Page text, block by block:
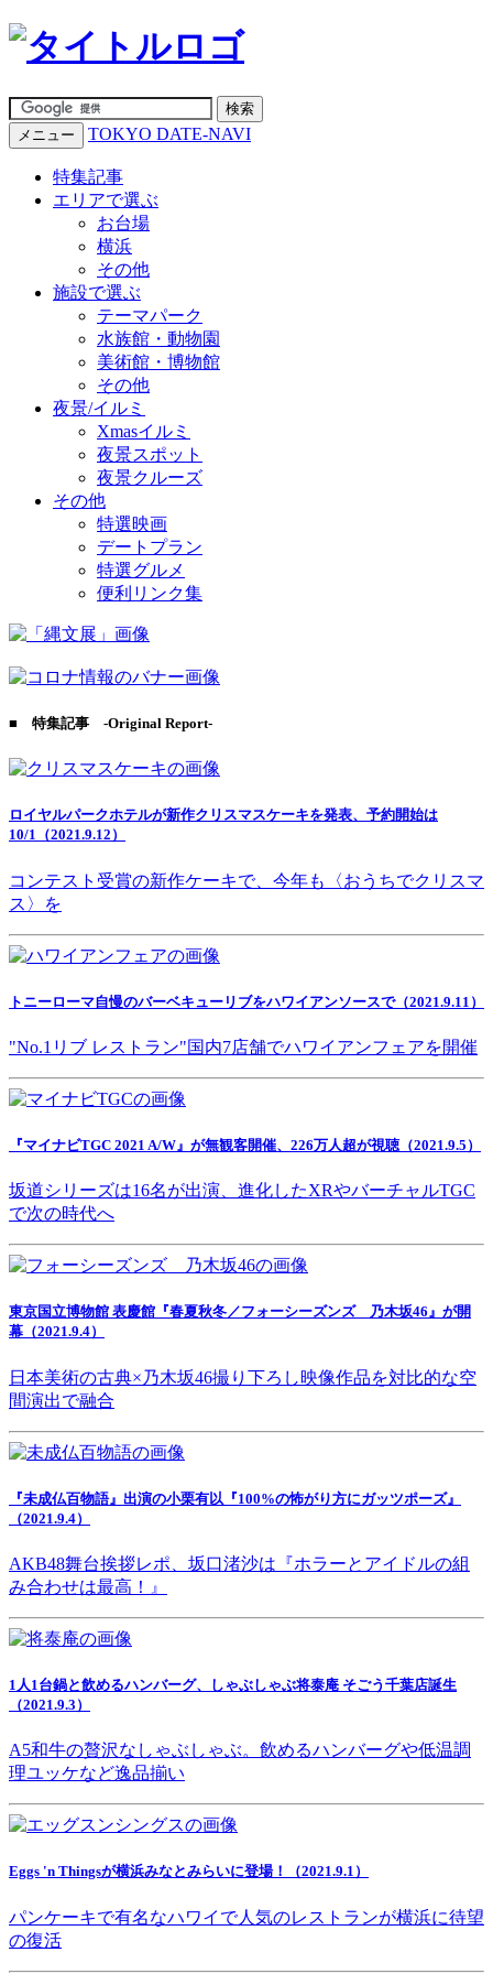
メニュー TOKYO DATE-NAVI
特集記事
エリアで選ぶ
お台場
横浜
その他
施設で選ぶ
テーマパーク
水族館・動物園
美術館・博物館
その他
夜景/イルミ
Xmasイルミ
夜景スポット
夜景クルーズ
その他
特選映画
デートプラン
特選グルメ
便利リンク集
■ 特集記事 -Original Report-
ロイヤルパークホテルが新作クリスマスケーキを発表、予約開始は
10/1（2021.9.12）
コンテスト受賞の新作ケーキで、今年も〈おうちでクリスマ
ス〉を
トニーローマ自慢のバーベキューリブをハワイアンソースで（2021.9.11）
"No.1リブ レストラン"国内7店舗でハワイアンフェアを開催
『マイナビTGC 2021 A/W』が無観客開催、226万人超が視聴（2021.9.5）
坂道シリーズは16名が出演、進化したXRやバーチャルTGC
で次の時代へ
東京国立博物館 表慶館『春夏秋冬／フォーシーズンズ 乃木坂46』が開
幕（2021.9.4）
日本美術の古典×乃木坂46撮り下ろし映像作品を対比的な空
間演出で融合
『未成仏百物語』出演の小栗有以『100%の怖がり方にガッツポーズ』
（2021.9.4）
AKB48舞台挨拶レポ、坂口渚沙は『ホラーとアイドルの組
み合わせは最高！』
1人1台鍋と飲めるハンバーグ、しゃぶしゃぶ将泰庵 そごう千葉店誕生
（2021.9.3）
A5和牛の贅沢なしゃぶしゃぶ。飲めるハンバーグや低温調
理ユッケなど逸品揃い
Eggs 'n Thingsが横浜みなとみらいに登場！（2021.9.1）
パンケーキで有名なハワイで人気のレストランが横浜に待望
の復活